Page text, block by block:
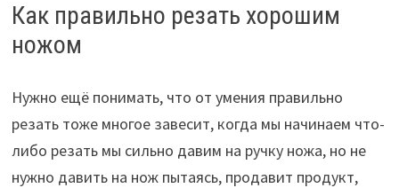
Как правильно резать хорошим
ножом
Нужно ещё понимать, что от умения правильно
резать тоже многое завесит, когда мы начинаем что-
либо резать мы сильно давим на ручку ножа, но не
нужно давить на нож пытаясь, продавит продукт,